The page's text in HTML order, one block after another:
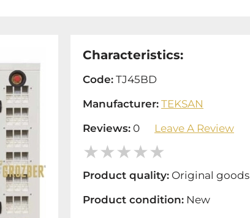
Characteristics:
Code: TJ45BD
Manufacturer: TEKSAN
Reviews: 0 Leave A Review
Product quality: Original goods
Product condition: New